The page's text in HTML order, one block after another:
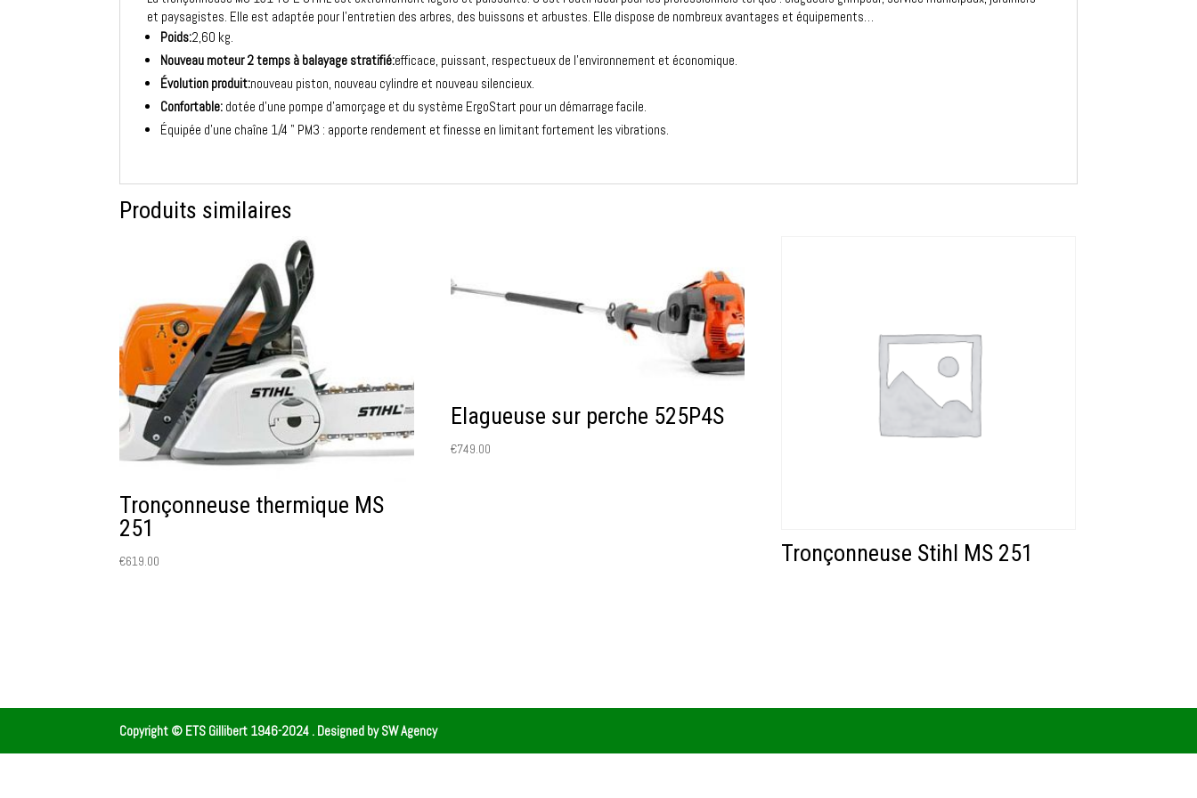
et paysagistes. Elle est adaptée pour l’entretien des arbres, des buissons et arbustes. Elle dispose de nombreux avantages et équipements…
Poids:2,60 kg.
Nouveau moteur 2 temps à balayage stratifié:efficace, puissant, respectueux de l’environnement et économique.
Évolution produit:nouveau piston, nouveau cylindre et nouveau silencieux.
Confortable: dotée d’une pompe d’amorçage et du système ErgoStart pour un démarrage facile.
Équipée d’une chaîne 1/4 " PM3 : apporte rendement et finesse en limitant fortement les vibrations.
Produits similaires
Tronçonneuse thermique MS
251
€619.00
Elagueuse sur perche 525P4S
€749.00
Tronçonneuse Stihl MS 251
Copyright © ETS Gillibert 1946-2024 . Designed bySW Agency